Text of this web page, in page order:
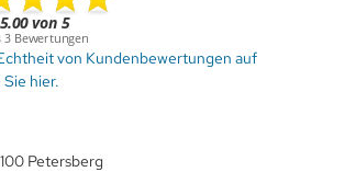
von Kundenbewertungen auf
hier.
Petersberg